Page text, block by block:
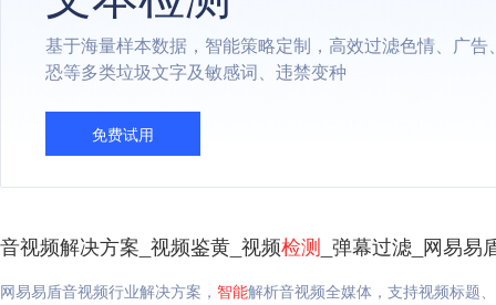
基于海量样本数据，智能策略定制，高效过滤色情、广告
恐等多类垃圾文字及敏感词、违禁变种
免费试用
音视频解决方案_视频鉴黄_视频检测 _弹幕过滤_网易易
网易易盾音视频行业解决方案， 智能解析音视频全媒体，支持视频标题